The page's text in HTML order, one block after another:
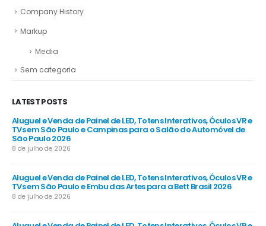
Company History
Markup
Media
Sem categoria
LATEST POSTS
Aluguel e Venda de Painel de LED, Totens Interativos, Óculos VR e
TVs em São Paulo e Campinas para o Salão do Automóvel de
São Paulo 2026
8 de julho de 2026
Aluguel e Venda de Painel de LED, Totens Interativos, Óculos VR e
TVs em São Paulo e Embu das Artes para a Bett Brasil 2026
8 de julho de 2026